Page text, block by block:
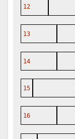
12
13
14
15
16